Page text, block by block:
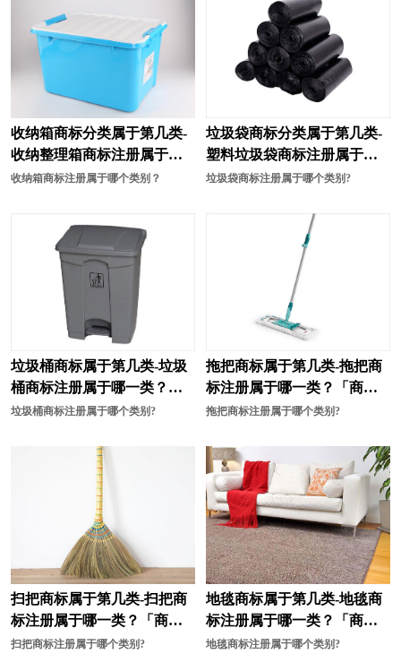
面粉商标注册 帽商标注册
能源商标注册
农业商标注册
培训商标注册 皮具商标注册
清洁商标注册 器商标注册
肉商标注册
肉菜商标注册
速冻食品商标注册
食品商标注册
食用油商标注册 水商标注册
绳网袋篷商标注册 饰品商标注册
摄影器材商标注册 手表商标注册
调味品商标注册 糖果商标注册
卫生商标注册 玩具商标注册
袜商标注册 文具商标注册
卫浴商标注册 橡胶商标注册
收纳箱商标分类属于第几类-
收纳整理箱商标注册属于哪
一类？
收纳箱商标注册属于哪个类别？
垃圾袋商标分类属于第几类-
塑料垃圾袋商标注册属于哪
一类？
垃圾袋商标注册属于哪个类别?
垃圾桶商标属于第几类-垃圾
桶商标注册属于哪一类？
「商标分类」
垃圾桶商标注册属于哪个类别?
拖把商标属于第几类-拖把商
标注册属于哪一类？「商标
分类」
拖把商标注册属于哪个类别?
扫把商标属于第几类-扫把商
标注册属于哪一类？「商标
分类」
扫把商标注册属于哪个类别?
地毯商标属于第几类-地毯商
标注册属于哪一类？「商标
分类」
地毯商标注册属于哪个类别?